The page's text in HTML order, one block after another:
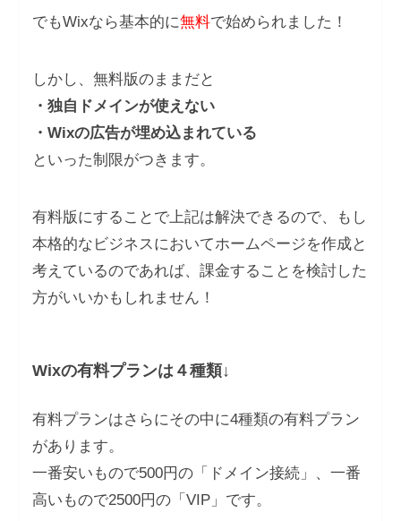
でもWixなら基本的に無料で始められました！
しかし、無料版のままだと
・独自ドメインが使えない
・Wixの広告が埋め込まれている
といった制限がつきます。
有料版にすることで上記は解決できるので、もし
本格的な ビジネスにおいてホームページを作成と
考えているのであれば、課金することを検討した
方がいいかもしれません！
Wixの有料プランは４種類↓
有料プランはさらにその中に4種類の有料プラン
があります。
一番安いもので500円の「ドメイン接続」、一番
高いもので2500円の「VIP」です。